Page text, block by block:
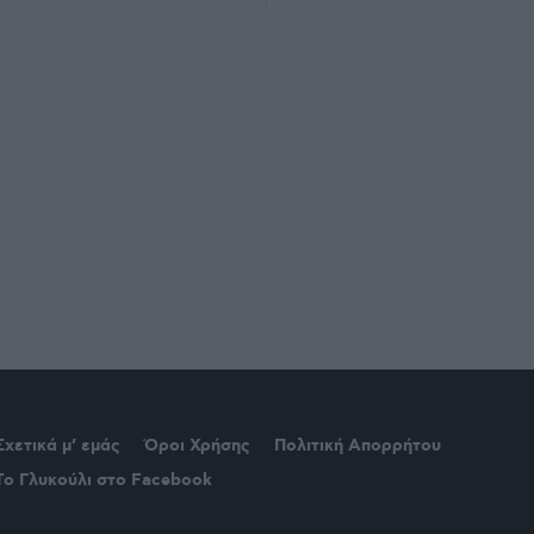
μ’ εμάς Όροι Χρήσης
Πολιτική Απορρήτου
Γλυκούλι στο Facebook